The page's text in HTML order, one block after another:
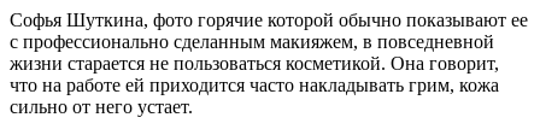
Софья Шуткина, фото горячие которой обычно показывают ее
с профессионально сделанным макияжем, в повседневной
жизни старается не пользоваться косметикой. Она говорит,
что на работе ей приходится часто накладывать грим, кожа
сильно от него устает.